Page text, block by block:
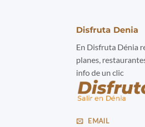
Disfruta Denia
En Disfruta Dénia
planes,
info de un clic
EMAIL